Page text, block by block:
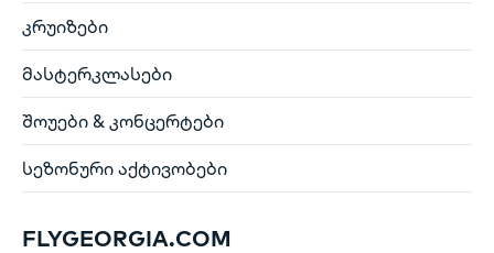
კრუიზები
მასტერკლასები
შოუები & კონცერტები
სეზონური აქტივობები
FLYGEORGIA.COM